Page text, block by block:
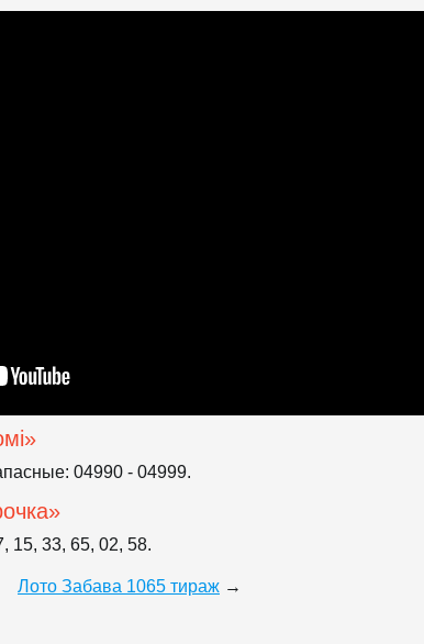
04990 - 04999.
15, 33, 65, 02, 58.
Лото Забава 1065 тираж →